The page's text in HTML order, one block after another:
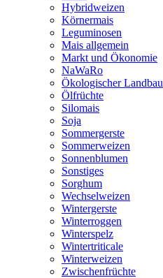
Hybridweizen
Körnermais
Leguminosen
Mais allgemein
Markt und Ökonomie
NaWaRo
Ökologischer Landbau
Ölfrüchte
Silomais
Soja
Sommergerste
Sommerweizen
Sonnenblumen
Sonstiges
Sorghum
Wechselweizen
Wintergerste
Winterroggen
Winterspelz
Wintertriticale
Winterweizen
Zwischenfrüchte